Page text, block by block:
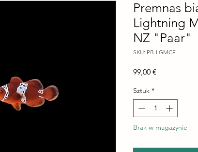
Premnas
Lightning
NZ "Paar"
SKU: PB-LGMCF
99,00 €
Sztuk *
Brak w magazynie